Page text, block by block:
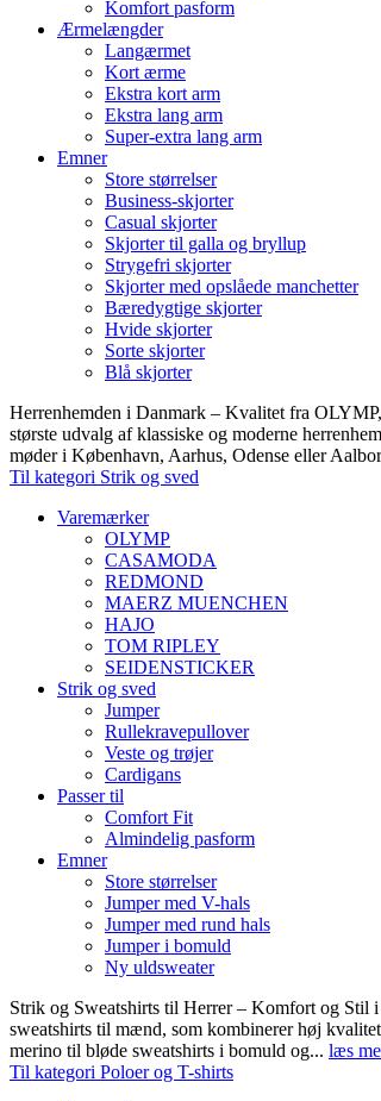
Komfort pasform
Ærmelængder
Langærmet
Kort ærme
Ekstra kort arm
Ekstra lang arm
Super-extra lang arm
Emner
Store størrelser
Business-skjorter
Casual skjorter
Skjorter til galla og bryllup
Strygefri skjorter
Skjorter med opslåede manchetter
Bæredygtige skjorter
Hvide skjorter
Sorte skjorter
Blå skjorter
Herrenhemden i Danmark – Kvalitet fra
største udvalg af klassiske og moderne
møder i København, Aarhus, Odense eller
Til kategori Strik og sved
Varemærker
OLYMP
CASAMODA
REDMOND
MAERZ MUENCHEN
HAJO
TOM RIPLEY
SEIDENSTICKER
Strik og sved
Jumper
Rullekravepullover
Veste og trøjer
Cardigans
Passer til
Comfort Fit
Almindelig pasform
Emner
Store størrelser
Jumper med V-hals
Jumper med rund hals
Jumper i bomuld
Ny uldsweater
Strik og Sweatshirts til Herrer – Komfort og Stil
sweatshirts til mænd, som kombinerer høj
merino til bløde sweatshirts i bomuld og... læs
Til kategori Poloer og T-shirts